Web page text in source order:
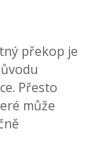
překop je
Přesto
může